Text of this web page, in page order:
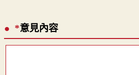
*意見內容